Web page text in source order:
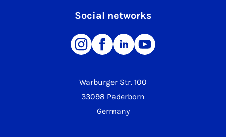
Warburger Str. 100
33098 Paderborn
Germany
Social networks